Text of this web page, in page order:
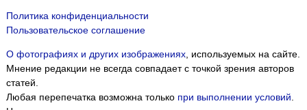
Политика конфиденциальности
Пользовательское соглашение
О фотографиях и других изображениях, используемых на сайте.
Мнение редакции не всегда совпадает с точкой зрения авторов
статей.
Любая перепечатка возможна только при выполнении условий.